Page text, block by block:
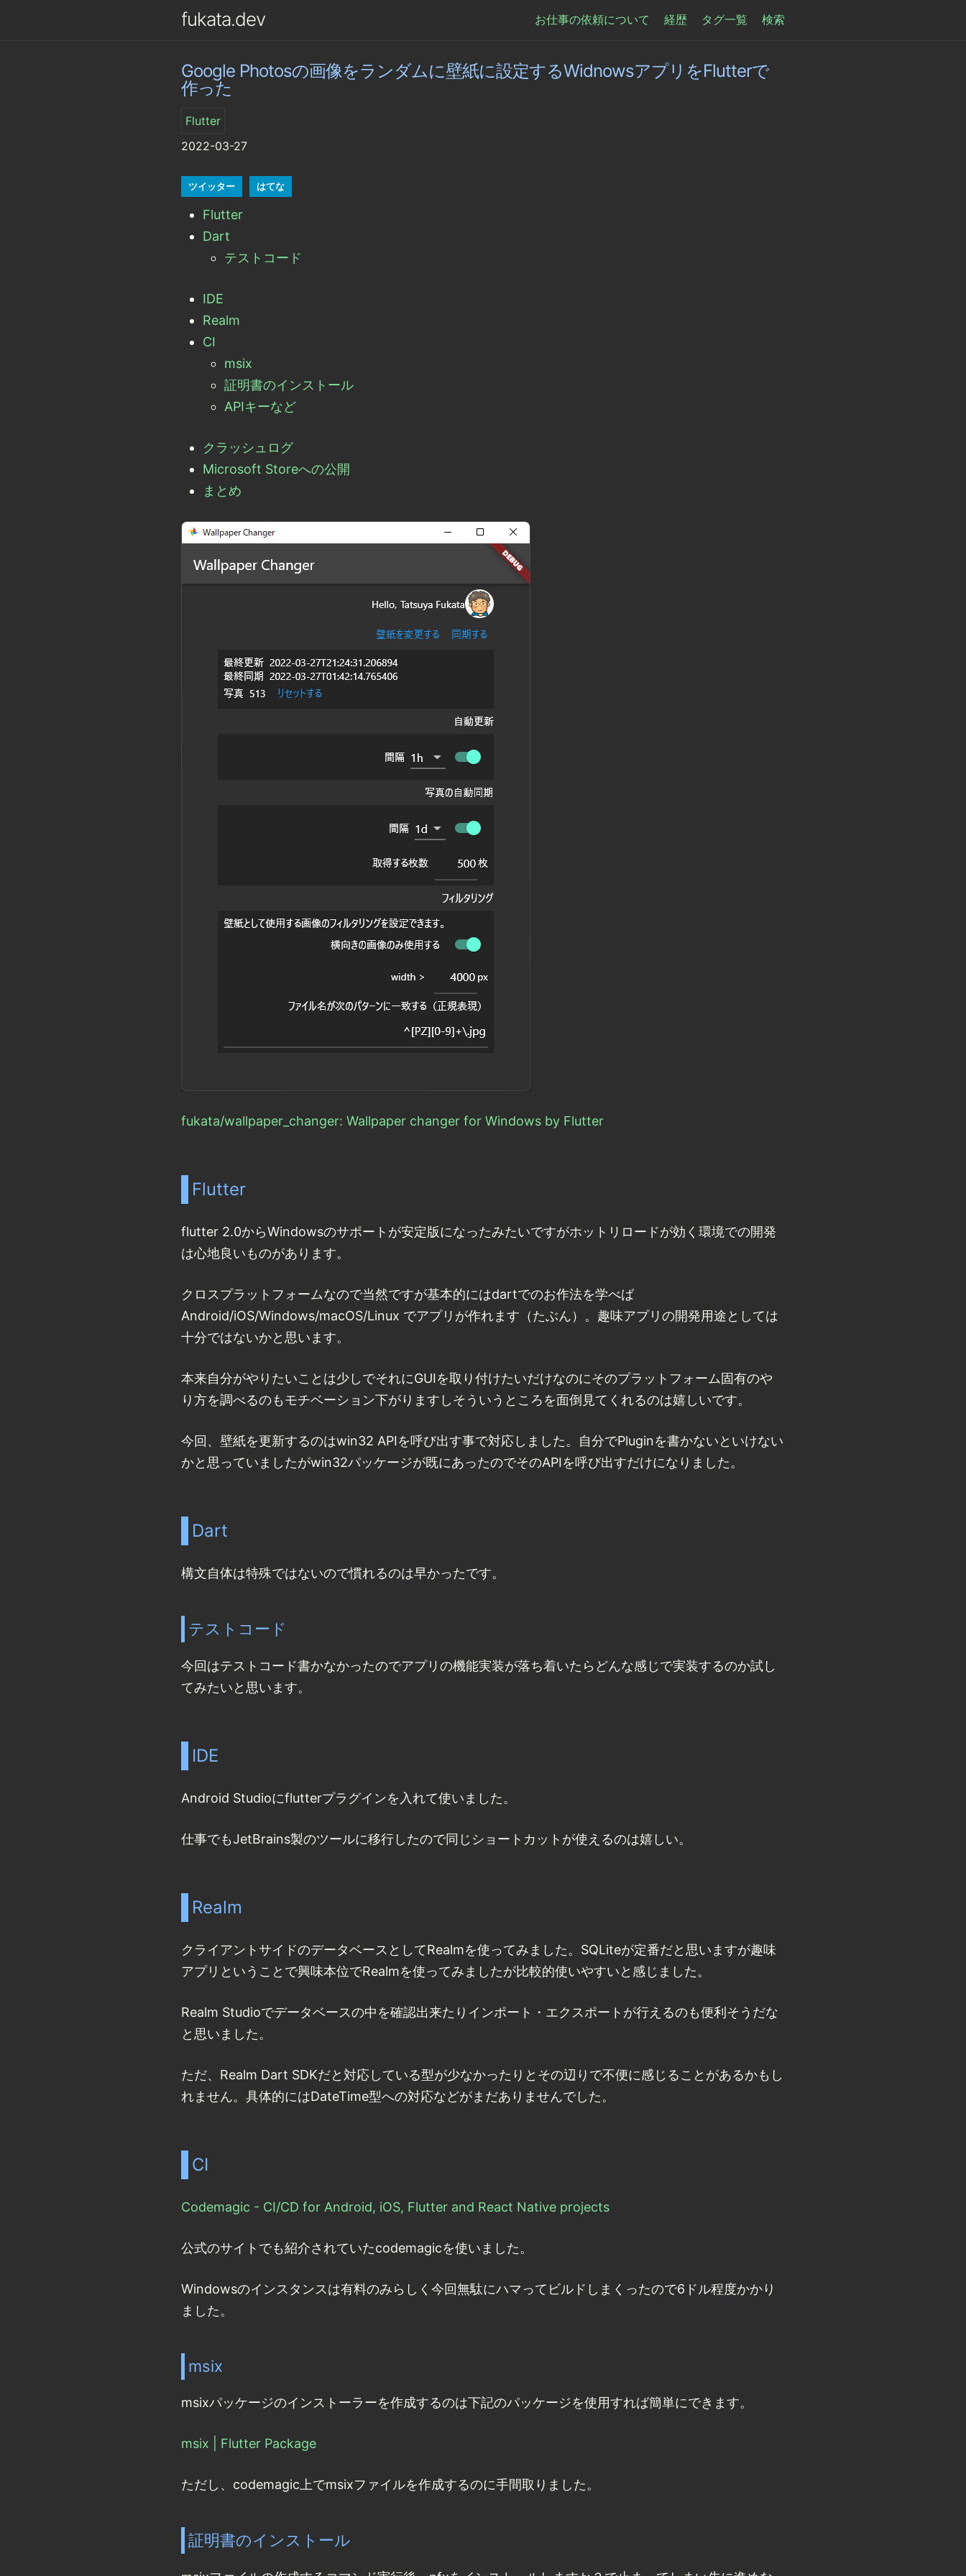
fukata.dev お仕事の依頼について 経歴 タグ一覧 検索
Google Photosの画像をランダムに壁紙に設定するWidnowsアプリをFlutterで
作った
Flutter
2022-03-27
ツイッター はてな
Flutter
Dart
テストコード
IDE
Realm
CI
msix
証明書のインストール
APIキーなど
クラッシュログ
Microsoft Storeへの公開
まとめ
fukata/wallpaper_changer: Wallpaper changer for Windows by Flutter
Flutter
flutter 2.0からWindowsのサポートが安定版になったみたいですがホットリロードが効く環境での開発
は心地良いものがあります。
クロスプラットフォームなので当然ですが基本的にはdartでのお作法を学べば
Android/iOS/Windows/macOS/Linux でアプリが作れます（たぶん）。趣味アプリの開発用途としては
十分ではないかと思います。
本来自分がやりたいことは少しでそれにGUIを取り付けたいだけなのにそのプラットフォーム固有のや
り方を調べるのもモチベーション下がりますしそういうところを面倒見てくれるのは嬉しいです。
今回、壁紙を更新するのはwin32 APIを呼び出す事で対応しました。自分でPluginを書かないといけない
かと思っていましたがwin32パッケージが既にあったのでそのAPIを呼び出すだけになりました。
Dart
構文自体は特殊ではないので慣れるのは早かったです。
テストコード
今回はテストコード書かなかったのでアプリの機能実装が落ち着いたらどんな感じで実装するのか試し
てみたいと思います。
IDE
Android Studioにflutterプラグインを入れて使いました。
仕事でもJetBrains製のツールに移行したので同じショートカットが使えるのは嬉しい。
Realm
クライアントサイドのデータベースとしてRealmを使ってみました。SQLiteが定番だと思いますが趣味
アプリということで興味本位でRealmを使ってみましたが比較的使いやすいと感じました。
Realm Studioでデータベースの中を確認出来たりインポート・エクスポートが行えるのも便利そうだな
と思いました。
ただ、Realm Dart SDKだと対応している型が少なかったりとその辺りで不便に感じることがあるかもし
れません。具体的にはDateTime型への対応などがまだありませんでした。
CI
Codemagic - CI/CD for Android, iOS, Flutter and React Native projects
公式のサイトでも紹介されていたcodemagicを使いました。
Windowsのインスタンスは有料のみらしく今回無駄にハマってビルドしまくったので6ドル程度かかり
ました。
msix
msixパッケージのインストーラーを作成するのは下記のパッケージを使用すれば簡単にできます。
msix | Flutter Package
ただし、codemagic上でmsixファイルを作成するのに手間取りました。
証明書のインストール